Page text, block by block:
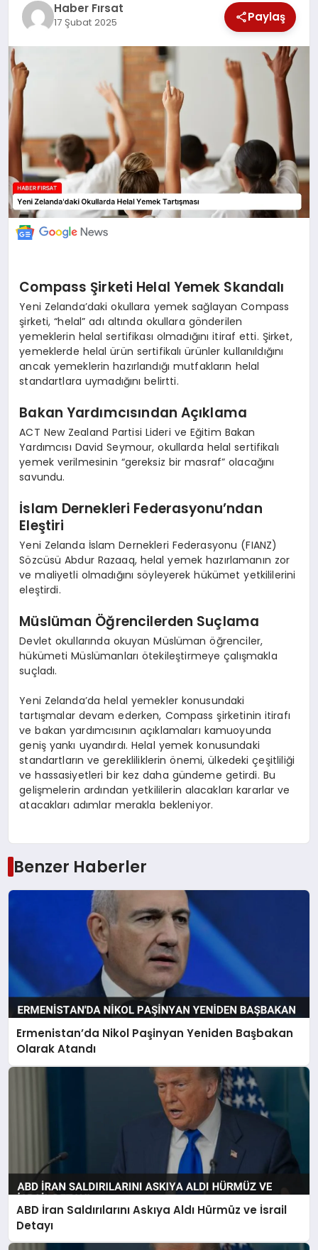
EKONOMİ
MAGAZİN
EĞİTİM
DÜNYA
Haber Fırsat
17 Şubat 2025 Paylaş
Compass Şirketi Helal Yemek Skandalı
Yeni Zelanda’daki okullara yemek sağlayan Compass
şirketi, “helal” adı altında okullara gönderilen
yemeklerin helal sertifikası olmadığını itiraf etti. Şirket,
yemeklerde helal ürün sertifikalı ürünler kullanıldığını
ancak yemeklerin hazırlandığı mutfakların helal
standartlara uymadığını belirtti.
Bakan Yardımcısından Açıklama
ACT New Zealand Partisi Lideri ve Eğitim Bakan
Yardımcısı David Seymour, okullarda helal sertifikalı
yemek verilmesinin “gereksiz bir masraf” olacağını
savundu.
İslam Dernekleri Federasyonu’ndan
Eleştiri
Yeni Zelanda İslam Dernekleri Federasyonu (FIANZ)
Sözcüsü Abdur Razaaq, helal yemek hazırlamanın zor
ve maliyetli olmadığını söyleyerek hükümet yetkililerini
eleştirdi.
Müslüman Öğrencilerden Suçlama
Devlet okullarında okuyan Müslüman öğrenciler,
hükümeti Müslümanları ötekileştirmeye çalışmakla
suçladı.
Yeni Zelanda’da helal yemekler konusundaki
tartışmalar devam ederken, Compass şirketinin itirafı
ve bakan yardımcısının açıklamaları kamuoyunda
geniş yankı uyandırdı. Helal yemek konusundaki
standartların ve gerekliliklerin önemi, ülkedeki çeşitliliği
ve hassasiyetleri bir kez daha gündeme getirdi. Bu
gelişmelerin ardından yetkililerin alacakları kararlar ve
atacakları adımlar merakla bekleniyor.
Benzer Haberler
Ermenistan’da Nikol Paşinyan Yeniden Başbakan
Olarak Atandı
ABD İran Saldırılarını Askıya Aldı Hürmüz ve İsrail
Detayı